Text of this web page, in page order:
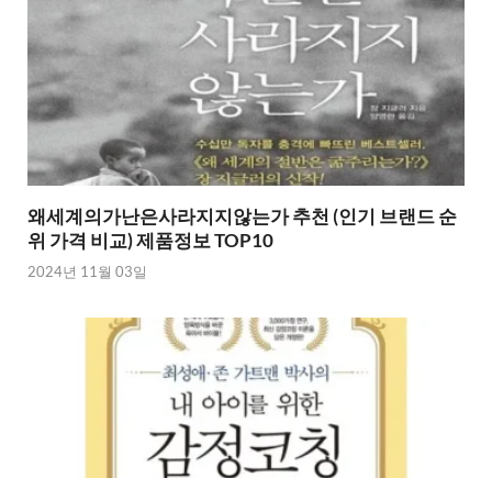
왜세계의가난은사라지지않는가 추천 (인기 브랜드 순
위 가격 비교) 제품정보 TOP10
2024년 11월 03일